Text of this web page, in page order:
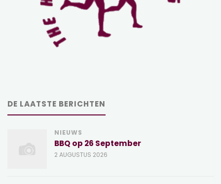
DE LAATSTE BERICHTEN
NIEUWS
BBQ op 26 September
2 AUGUSTUS 2026